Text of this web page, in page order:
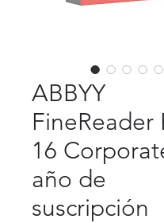
ABBYY
FineReader
16
año de
suscripción